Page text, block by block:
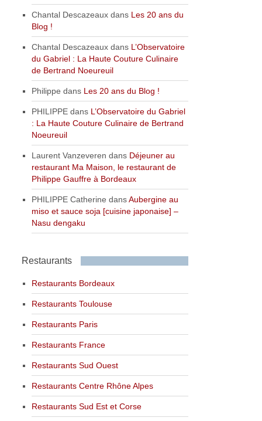
Chantal Descazeaux dans Les 20 ans du
Blog !
Chantal Descazeaux dans L’Observatoire
du Gabriel : La Haute Couture Culinaire
de Bertrand Noeureuil
Philippe dans Les 20 ans du Blog !
PHILIPPE dans L’Observatoire du Gabriel
: La Haute Couture Culinaire de Bertrand
Noeureuil
Laurent Vanzeveren dans Déjeuner au
restaurant Ma Maison, le restaurant de
Philippe Gauffre à Bordeaux
PHILIPPE Catherine dansAubergine au
miso et sauce soja [cuisine japonaise] –
Nasu dengaku
Restaurants
Restaurants Bordeaux
Restaurants Toulouse
Restaurants Paris
Restaurants France
Restaurants Sud Ouest
Restaurants Centre Rhône Alpes
Restaurants Sud Est et Corse